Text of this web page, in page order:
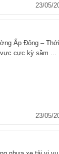
23/05/
Ấp Đông – Thới
vực cực kỳ sầm ...
23/05/